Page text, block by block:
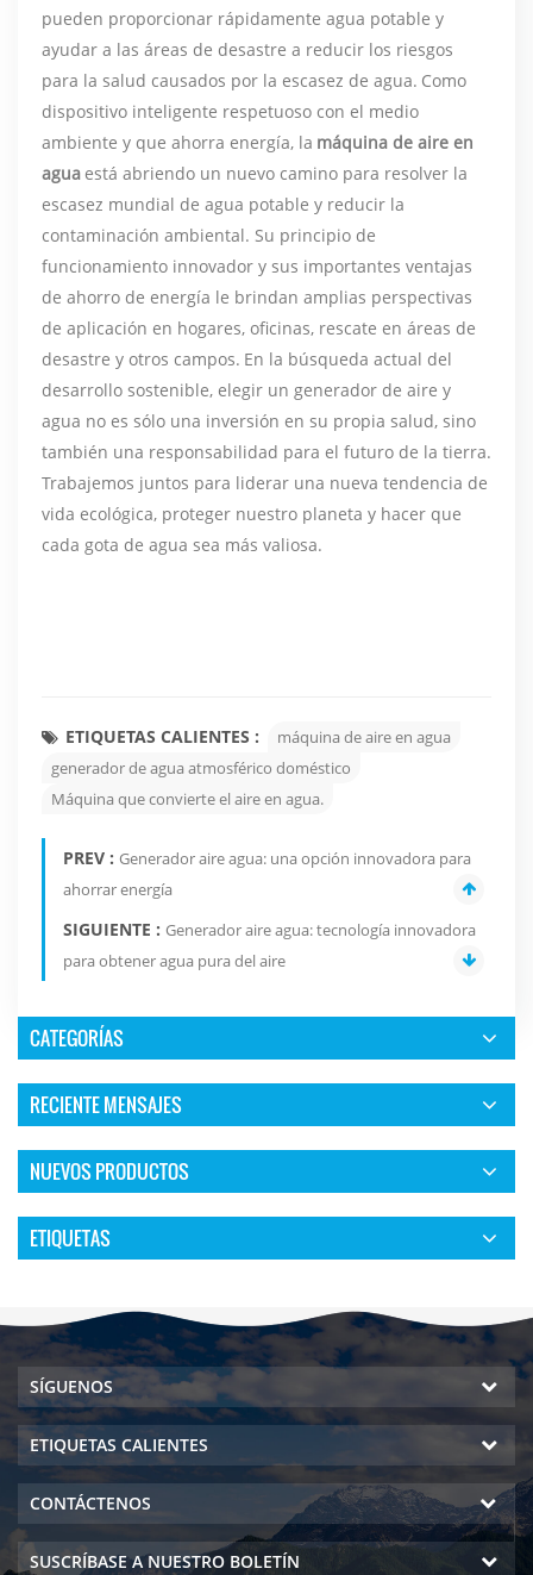
pueden proporcionar rápidamente agua potable y
ayudar a las áreas de desastre a reducir los riesgos
para la salud causados ​​por la escasez de agua. Como
dispositivo inteligente respetuoso con el medio
ambiente y que ahorra energía, la máquina de aire en
agua está abriendo un nuevo camino para resolver la
escasez mundial de agua potable y reducir la
contaminación ambiental. Su principio de
funcionamiento innovador y sus importantes ventajas
de ahorro de energía le brindan amplias perspectivas
de aplicación en hogares, oficinas, rescate en áreas de
desastre y otros campos. En la búsqueda actual del
desarrollo sostenible, elegir un generador de aire y
agua no es sólo una inversión en su propia salud, sino
también una responsabilidad para el futuro de la tierra.
Trabajemos juntos para liderar una nueva tendencia de
vida ecológica, proteger nuestro planeta y hacer que
cada gota de agua sea más valiosa.
ETIQUETAS CALIENTES :
máquina de aire en agua
generador de agua atmosférico doméstico
Máquina que convierte el aire en agua.
PREV : Generador aire agua: una opción innovadora para
ahorrar energía
SIGUIENTE : Generador aire agua: tecnología innovadora
para obtener agua pura del aire
CATEGORÍAS
RECIENTE MENSAJES
NUEVOS PRODUCTOS
ETIQUETAS
SÍGUENOS
ETIQUETAS CALIENTES
CONTÁCTENOS
SUSCRÍBASE A NUESTRO BOLETÍN